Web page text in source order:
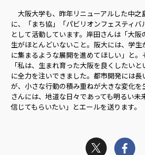
大阪大学も、昨年リニューアルした中之
に、「まち協」「パビリオンフェスティバ
として活動しています。岸田さんは「大阪
生がほとんどいないこと。阪大には、学
に集まるような展開を進めてほしい」と。
「私は、生まれ育った大阪を良くしたい
に全力を注いできました。都市開発には
が、小さな行動の積み重ねが大きな変化を
さんには、地道な日々であっても明るい未
信じてもらいたい」とエールを送ります。